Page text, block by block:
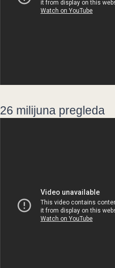
26 milijuna pregleda